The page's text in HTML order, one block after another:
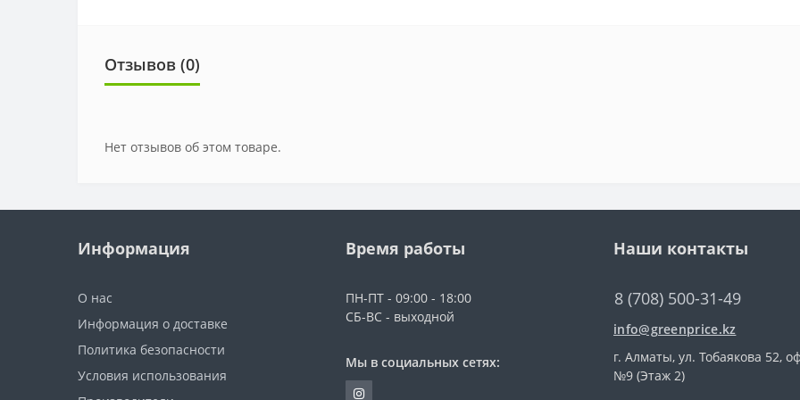
Отзывов (0)
Нет отзывов об этом товаре.
Информация
О нас
Информация о доставке
Политика безопасности
Условия использования
Время работы
ПН-ПТ - 09:00 - 18:00
СБ-ВС - выходной
Мы в социальных сетях:
Наши контакты
8 (708) 500-31-49
info@greenprice.kz
г. Алматы, ул. Тобаякова 52,
№9 (Этаж 2)